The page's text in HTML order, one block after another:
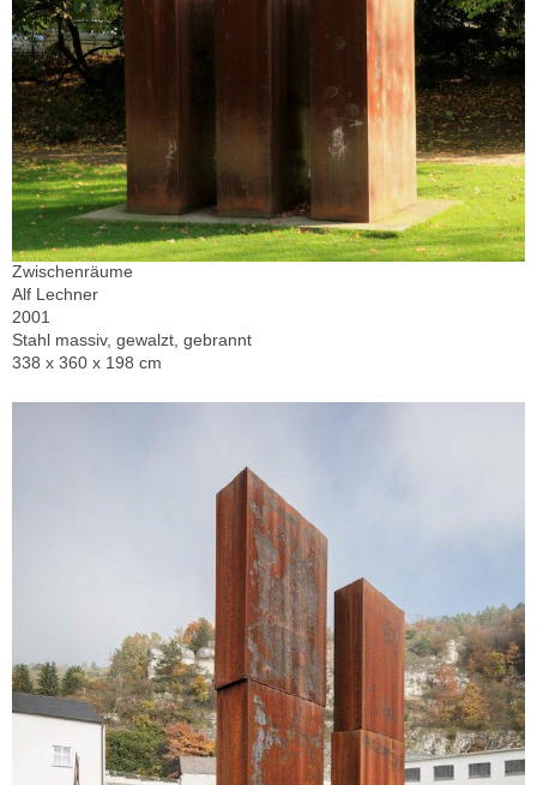
Zwischenräume
Alf Lechner
2001
Stahl massiv, gewalzt, gebrannt
338 x 360 x 198 cm